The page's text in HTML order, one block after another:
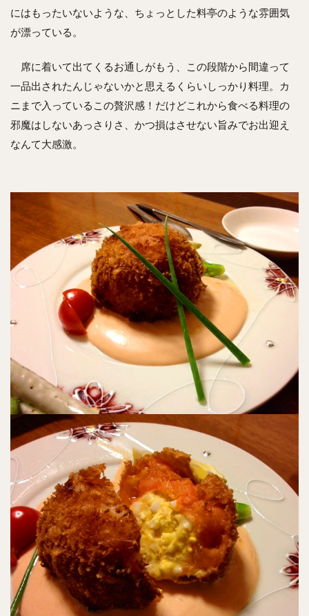
にはもったいないような、ちょっとした料亭のような雰囲気
が漂っている。
席に着いて出てくるお通しがもう、この段階から間違って
一品出されたんじゃないかと思えるくらいしっかり料理。カ
ニまで入っているこの贅沢感！だけどこれから食べる料理の
邪魔はしないあっさりさ、かつ損はさせない旨みでお出迎え
なんて大感激。